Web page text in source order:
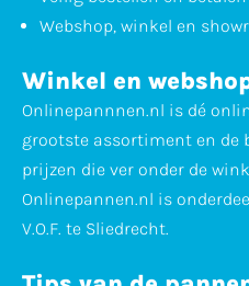
Webshop, winkel en
Winkel en
Onlinepannnen.nl is dé
grootste assortiment en de
prijzen die ver onder de
Onlinepannen.nl is
V.O.F. te Sliedrecht.